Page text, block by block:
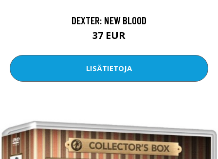
DEXTER: NEW BLOOD
37 EUR
LISÄTIETOJA